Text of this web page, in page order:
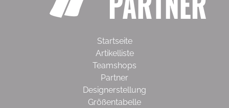
Startseite
Artikelliste
Teamshops
Partner
Designerstellung
Größentabelle